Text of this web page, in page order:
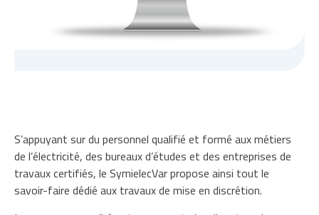
S’appuyant sur du personnel qualifié et formé aux métiers
de l’électricité, des bureaux d’études et des entreprises de
travaux certifiés, le SymielecVar propose ainsi tout le
savoir-faire dédié aux travaux de mise en discrétion.